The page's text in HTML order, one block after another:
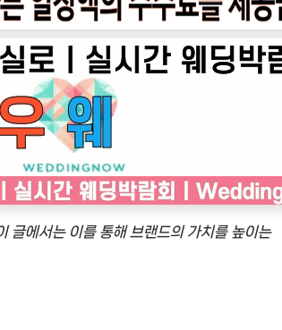
글에서는 이를 통해 브랜드의 가치를 높이는